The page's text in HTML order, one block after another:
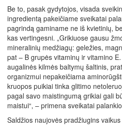
Be to, pasak gydytojos, visada
ingredientą pakeičiame sveikatai
pagrindą gaminame ne iš kvietinių,
kas vertingesni. „Grikiuose gausu
mineralinių medžiagų: geležies,
pat – B grupės vitaminų ir vitamino
augalinės kilmės baltymų šaltinis,
organizmui nepakeičiama
kruopos puikiai tinka glitimo
pagal savo maistingumą grikiai gali
maistui“, – primena sveikatai
Saldžios naujovės pradžiugins vaikus